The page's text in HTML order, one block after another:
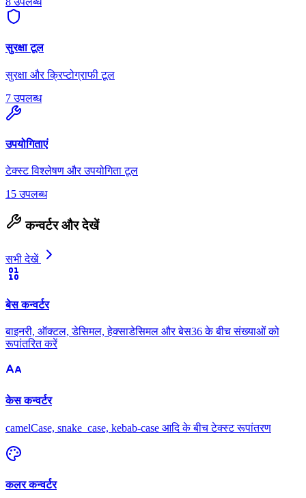
सुरक्षा टूल
सुरक्षा और क्रिप्टोग्राफी टूल
7 उपलब्ध
उपयोगिताएं
टेक्स्ट विश्लेषण और उपयोगिता टूल
15 उपलब्ध
कन्वर्टर और देखें
सभी देखें
बेस कन्वर्टर
बाइनरी, ऑक्टल, डेसिमल, हेक्साडेसिमल और बेस36 के बीच संख्याओं को
रूपांतरित करें
केस कन्वर्टर
camelCase, snake_case, kebab-case आदि के बीच टेक्स्ट रूपांतरण
कलर कन्वर्टर